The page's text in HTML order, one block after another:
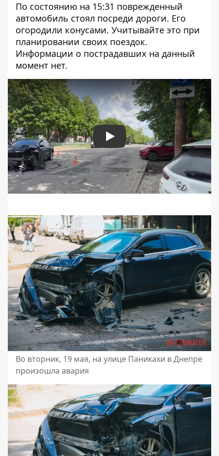
По состоянию на 15:31 поврежденный
автомобиль стоял посреди дороги. Его
огородили конусами. Учитывайте это при
планировании своих поездок.
Информации о пострадавших на данный
момент нет.
Play
Во вторник, 19 мая, на улице Паникахи в Днепре
произошла авария